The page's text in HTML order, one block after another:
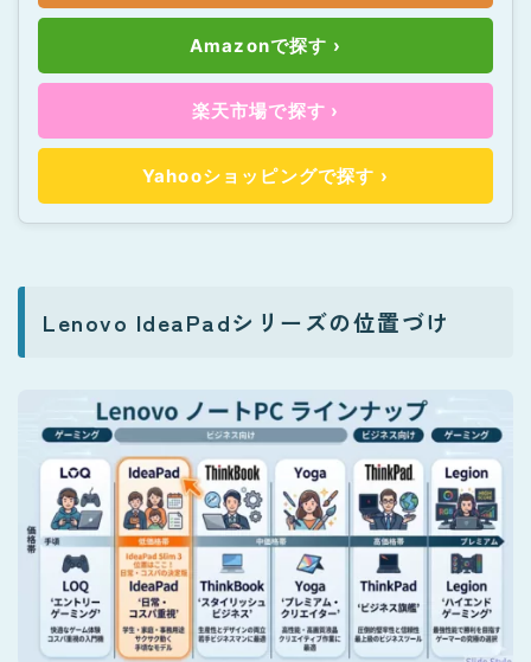
Amazonで探す ›
楽天市場で探す ›
Yahooショッピングで探す ›
Lenovo IdeaPadシリーズの位置づけ